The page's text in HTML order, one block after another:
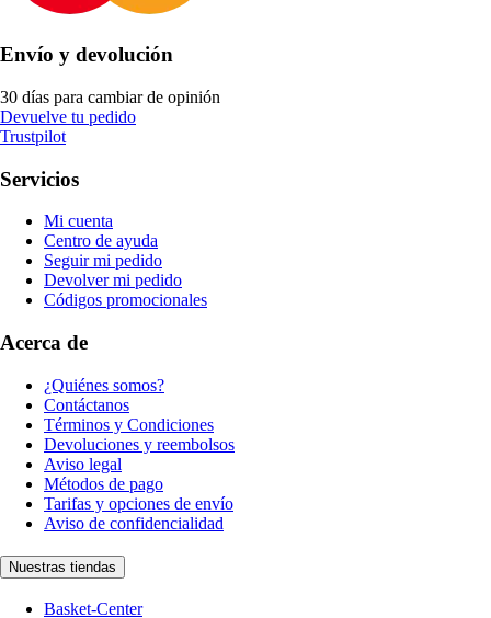
Envío y devolución
30 días para cambiar de opinión
Devuelve tu pedido
Trustpilot
Servicios
Mi cuenta
Centro de ayuda
Seguir mi pedido
Devolver mi pedido
Códigos promocionales
Acerca de
¿Quiénes somos?
Contáctanos
Términos y Condiciones
Devoluciones y reembolsos
Aviso legal
Métodos de pago
Tarifas y opciones de envío
Aviso de confidencialidad
Nuestras tiendas
Basket-Center